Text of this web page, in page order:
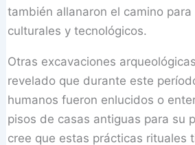
también allanaron el camino para
culturales y tecnológicos.
Otras excavaciones
revelado que durante este
humanos fueron enlucidos o
pisos de casas antiguas para su
cree que estas prácticas rituales